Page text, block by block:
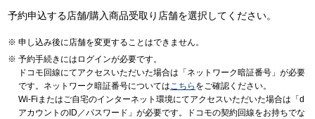
予約申込する店舗/購入商品受取り店舗を選択してください。
申し込み後に店舗を変更することはできません。
予約手続きにはログインが必要です。
ドコモ回線にてアクセスいただいた場合は「ネットワーク暗証番号」が必要
です。ネットワーク暗証番号についてはこちら をご確認ください。
Wi-Fiまたはご自宅のインターネット環境にてアクセスいただいた場合は「d
アカウントのID／パスワード」が必要です。ドコモの契約回線をお持ちでな